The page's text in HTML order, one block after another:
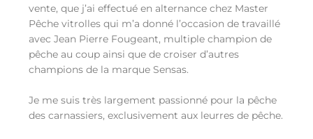
vente, que j’ai effectué en alternance chez Master
Pêche vitrolles qui m’a donné l’occasion de travaillé
avec Jean Pierre Fougeant, multiple champion de
pêche au coup ainsi que de croiser d’autres
champions de la marque Sensas.
Je me suis très largement passionné pour la pêche
des carnassiers, exclusivement aux leurres de pêche.